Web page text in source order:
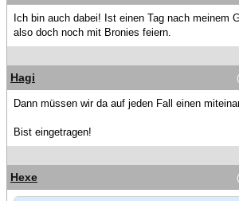
Ich bin auch dabei! Ist einen Tag nach meinem
also doch noch mit Bronies feiern.
Hagi
Dann müssen wir da auf jeden Fall einen
Bist eingetragen!
Hexe